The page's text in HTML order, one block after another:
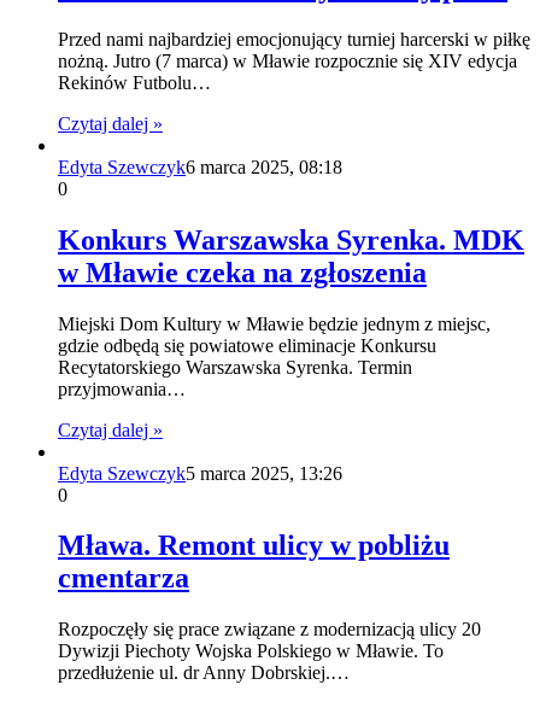
Przed nami najbardziej emocjonujący turniej harcerski w piłkę
nożną. Jutro (7 marca) w Mławie rozpocznie się XIV edycja
Rekinów Futbolu…
Czytaj dalej »
Edyta Szewczyk6 marca 2025, 08:18
0
Konkurs Warszawska Syrenka. MDK
w Mławie czeka na zgłoszenia
Miejski Dom Kultury w Mławie będzie jednym z miejsc,
gdzie odbędą się powiatowe eliminacje Konkursu
Recytatorskiego Warszawska Syrenka. Termin
przyjmowania…
Czytaj dalej »
Edyta Szewczyk5 marca 2025, 13:26
0
Mława. Remont ulicy w pobliżu
cmentarza
Rozpoczęły się prace związane z modernizacją ulicy 20
Dywizji Piechoty Wojska Polskiego w Mławie. To
przedłużenie ul. dr Anny Dobrskiej.…